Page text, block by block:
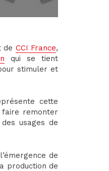
de CCI France,
qui se tient
stimuler et
cette
faire remonter
usages de
de
production de